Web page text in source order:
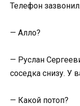
Телефон
— Алло?
— Руслан
соседка снизу. У
— Какой потоп?